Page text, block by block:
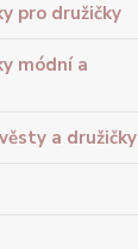
pro družičky
módní a
a družičky